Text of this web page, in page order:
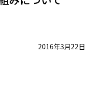
2016年3月22日